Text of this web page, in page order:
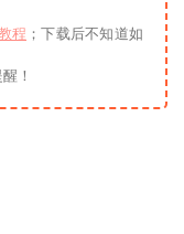
程 ；下载后不知道如
！